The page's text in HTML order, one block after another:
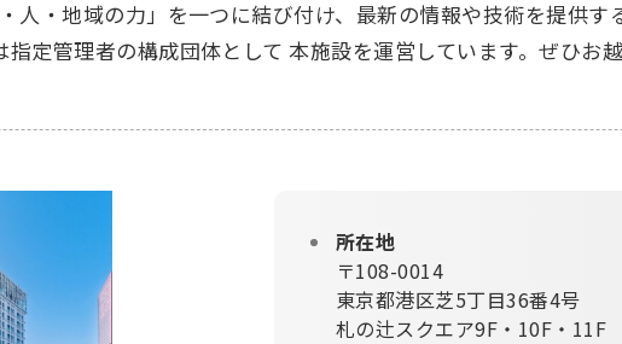
人・地域の力」を一つに結び付け、最新の情報や技術を提供す
定管理者の構成団体として 本施設を運営しています。ぜひお越
所在地
〒108-0014
東京都港区芝5丁目36番4号
札の辻スクエア9F・10F・11F